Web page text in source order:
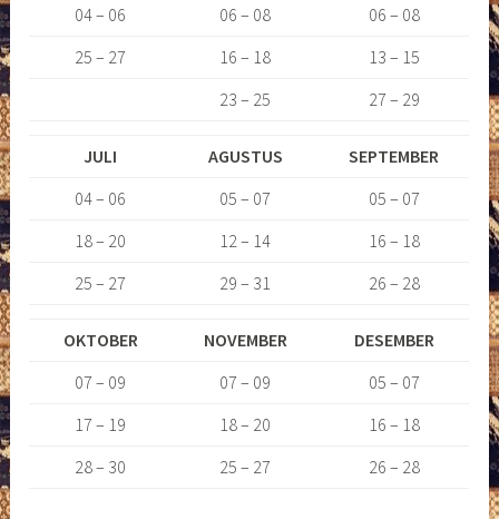
04 – 06
06 – 08
06 – 08
25 – 27
16 – 18
13 – 15
23 – 25
27 – 29
JULI AGUSTUS
SEPTEMBER
04 – 06
05 – 07
05 – 07
18 – 20
12 – 14
16 – 18
25 – 27
29 – 31 26 – 28
OKTOBER NOVEMBER
DESEMBER
07 – 09
07 – 09
05 – 07
17 – 19
18 – 20
16 – 18
28 – 30
25 – 27 26 – 28